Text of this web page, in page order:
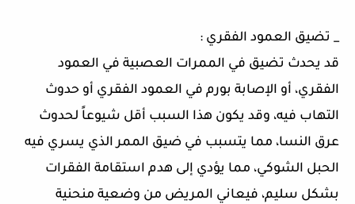
_ تضيق العمود الفقري :
قد يحدث تضيق في الممرات العصبية في العمود
الفقري، أو الإصابة بورم في العمود الفقري أو حدوث
التهاب فيه، وقد يكون هذا السبب أقل شيوعاً لحدوث
عرق النسا، مما يتسبب في ضيق الممر الذي يسري فيه
الحبل الشوكي، مما يؤدي إلى هدم استقامة الفقرات
بشكل سليم، فيعاني المريض من وضعية منحنية